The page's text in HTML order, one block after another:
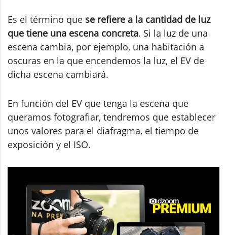
Es el término que se refiere a la cantidad de luz
que tiene una escena concreta. Si la luz de una
escena cambia, por ejemplo, una habitación a
oscuras en la que encendemos la luz, el EV de
dicha escena cambiará.
En función del EV que tenga la escena que
queramos fotografiar, tendremos que establecer
unos valores para el diafragma, el tiempo de
exposición y el ISO.